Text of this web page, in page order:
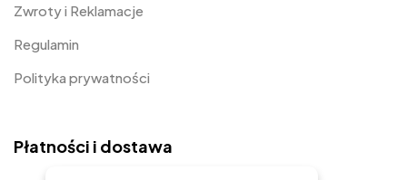
Zwroty i Reklamacje
Regulamin
Polityka prywatności
Płatności i dostawa